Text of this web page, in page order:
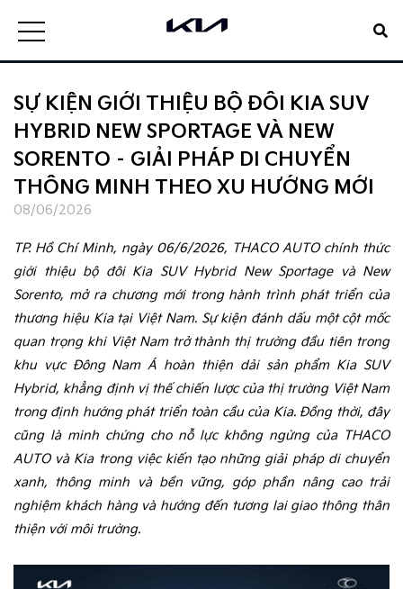
SỰ KIỆN GIỚI THIỆU BỘ ĐÔI KIA SUV
HYBRID NEW SPORTAGE VÀ NEW
SORENTO – GIẢI PHÁP DI CHUYỂN
THÔNG MINH THEO XU HƯỚNG MỚI
08/06/2026
TP. Hồ Chí Minh, ngày 06/6/2026, THACO AUTO chính thức
giới thiệu bộ đôi Kia SUV Hybrid New Sportage và New
Sorento, mở ra chương mới trong hành trình phát triển của
thương hiệu Kia tại Việt Nam. Sự kiện đánh dấu một cột mốc
quan trọng khi Việt Nam trở thành thị trường đầu tiên trong
khu vực Đông Nam Á hoàn thiện dải sản phẩm Kia SUV
Hybrid, khẳng định vị thế chiến lược của thị trường Việt Nam
trong định hướng phát triển toàn cầu của Kia. Đồng thời, đây
cũng là minh chứng cho nỗ lực không ngừng của THACO
AUTO và Kia trong việc kiến tạo những giải pháp di chuyển
xanh, thông minh và bền vững, góp phần nâng cao trải
nghiệm khách hàng và hướng đến tương lai giao thông thân
thiện với môi trường.